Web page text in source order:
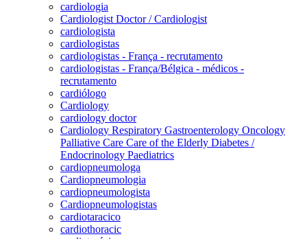
cardiologia
Cardiologist Doctor / Cardiologist
cardiologista
cardiologistas
cardiologistas - França - recrutamento
cardiologistas - França/Bélgica - médicos -
recrutamento
cardiólogo
Cardiology
cardiology doctor
Cardiology Respiratory Gastroenterology Oncology
Palliative Care Care of the Elderly Diabetes /
Endocrinology Paediatrics
cardiopneumologa
Cardiopneumologia
cardiopneumologista
Cardiopneumologistas
cardiotaracico
cardiothoracic